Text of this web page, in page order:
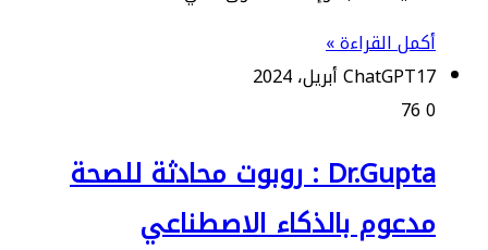
أكمل القراءة »
ChatGPT17 أبريل، 2024
0
Dr.Gupta : روبوت محادثة للصحة
مدعوم بالذكاء الاصطناعي